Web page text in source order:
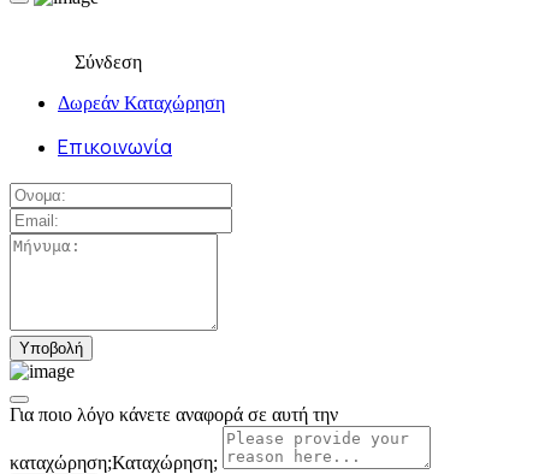
Σύνδεση
Δωρεάν Καταχώρηση
Επικοινωνία
Για ποιο λόγο κάνετε αναφορά σε αυτή την
καταχώρηση;Καταχώρηση;